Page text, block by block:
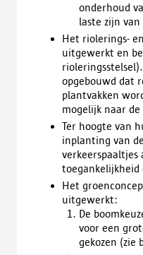
onderhoud
laste zijn
Het riolerings-
uitgewerkt en
opgebouwd dat
plantvakken
mogelijk naar
Ter hoogte van
inplanting van
verkeerspaaltjes
Het
uitgewerkt:
De
voor een
gekozen (zie